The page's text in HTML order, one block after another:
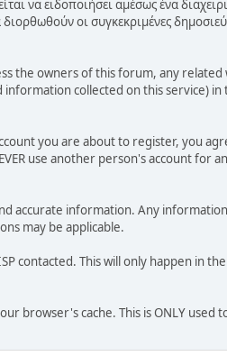
να ειδοποιήσει αμέσως ένα
οι συγκεκριμένες
the owners of this forum, any related
collected on this service) in
you are about to register, you
use another person's account for
accurate information. Any
may be applicable.
contacted. This will only happen in
browser's cache. This is ONLY used